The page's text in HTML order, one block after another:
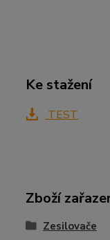
Ke stažení
TEST
Zboží
Zesilovače